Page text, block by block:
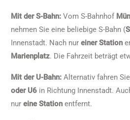
Mit der S-Bahn: Vom S-Bahnhof
nehmen Sie eine beliebige S-Bahn (
Innenstadt. Nach nur einer Station
Marienplatz. Die Fahrzeit beträgt
Mit der U-Bahn: Alternativ fahren
oder U6 in Richtung Innenstadt.
nur eine Station entfernt.